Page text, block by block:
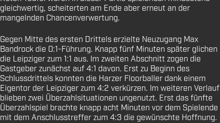
gleichwertig, scheiterten am Ende aber erneut an der
mangelnden Chancenverwertung.
Gegen Mitte des ersten Drittels erzielte Neuzugang Max
Bandrock die 0:1-Führung. Knapp fünf Minuten später glichen
die Leipziger zum 1:1 aus. Im zweiten Abschnitt zogen die
Gastgeber zunächst auf 4:1 davon. Erst zu Beginn des
Schlussdrittels konnten die Harzer Floorballer dank einem
Eigentor der Leipziger zum 4:2 verkürzen. Im weiteren Verlauf
blieben zwei Überzahlsituationen ungenutzt. Erst das fünfte
Überzahlspiel brachte knapp acht Minuten vor dem Spielende
mit dem Anschlusstreffer zum 4:3 die gewünschte Hoffnung.